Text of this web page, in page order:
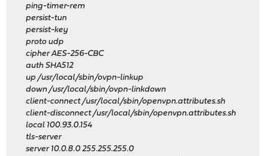
ping-timer-rem
persist-tun
persist-key
proto udp
cipher AES-256-CBC
auth SHA512
up /usr/local/sbin/ovpn-linkup
down /usr/local/sbin/ovpn-linkdown
client-connect /usr/local/sbin/openvpn.attributes.sh
client-disconnect /usr/local/sbin/openvpn.attributes.sh
local 100.93.0.154
tls-server
server 10.0.8.0 255.255.255.0